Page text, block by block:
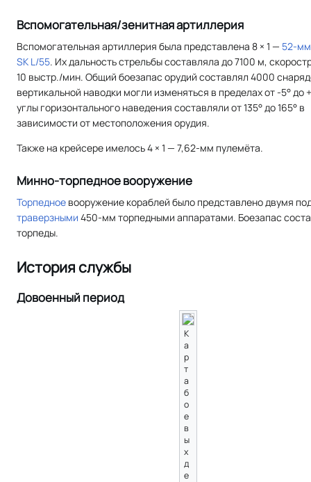
Вспомогательная/зенитная артиллерия
Вспомогательная артиллерия была представлена 8 × 1 — 52-
SK L/55. Их дальность стрельбы составляла до 7100 м,
10 выстр./мин. Общий боезапас орудий составлял 4000
вертикальной наводки могли изменяться в пределах от -5° до
углы горизонтального наведения составляли от 135° до 165° в
зависимости от местоположения орудия.
Также на крейсере имелось 4 × 1 — 7,62-мм пулемёта.
Минно-торпедное вооружение
Торпедное вооружение кораблей было представлено двумя
траверзными 450-мм торпедными аппаратами. Боезапас
торпеды.
История службы
Довоенный период
К
а
р
т
а
б
о
е
в
ы
х
д
е